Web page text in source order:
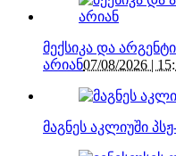
მექსიკა და
არიან07/08/2026 |
მაგნეს აკლიუში